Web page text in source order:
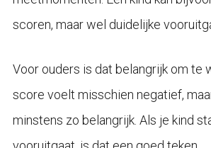
scoren, maar wel duidelijke
Voor ouders is dat belangrijk om te
score voelt misschien negatief,
minstens zo belangrijk. Als je kind